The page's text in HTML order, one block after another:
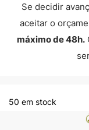
Se decidir
aceitar o
máximo de 48h.
50 em stock